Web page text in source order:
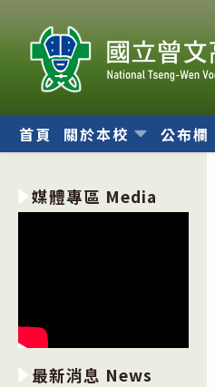
內
首頁 關於本校 公布欄
媒體專區 Media
最新消息 News